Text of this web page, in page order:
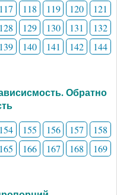
117 118 119 120
121
128 129 130 131
132
139 140 141 142
144
Обратно
154 155 156 157
158
165 166 167 168
169